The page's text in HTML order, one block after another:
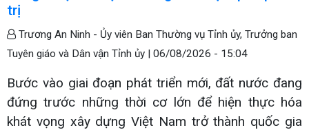
trị
Trương An Ninh - Ủy viên Ban Thường vụ Tỉnh ủy, Trưởng ban
Tuyên giáo và Dân vận Tỉnh ủy | 06/08/2026 - 15:04
Bước vào giai đoạn phát triển mới, đất nước đang
đứng trước những thời cơ lớn để hiện thực hóa
khát vọng xây dựng Việt Nam trở thành quốc gia